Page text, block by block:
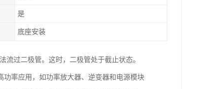
是
底座安装
过二极管。这时，二极管处于截止状态。
功率应用，如功率放大器、逆变器和电源模块